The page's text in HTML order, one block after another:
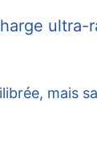
ultra-
mais